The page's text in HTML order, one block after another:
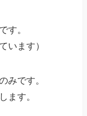
す。
います）
みです。
ます。